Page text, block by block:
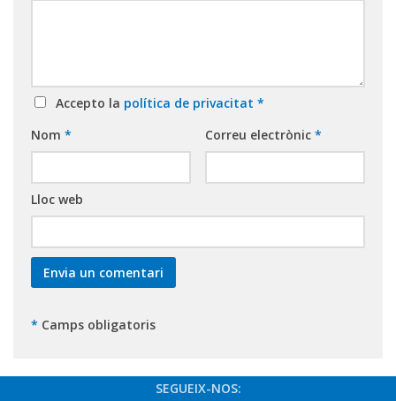
Accepto la política de privacitat *
Nom * Correu electrònic *
Lloc web
* Camps obligatoris
SEGUEIX-NOS: